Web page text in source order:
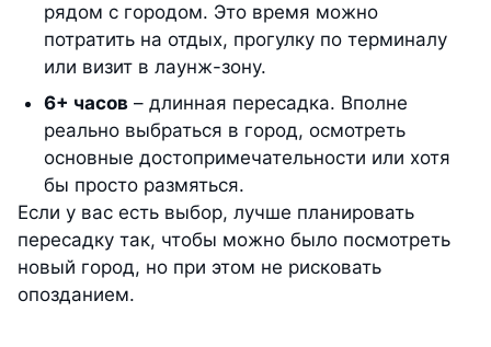
рядом с городом. Это время можно
потратить на отдых, прогулку по терминалу
или визит в лаунж-зону.
6+ часов – длинная пересадка. Вполне
реально выбраться в город, осмотреть
основные достопримечательности или хотя
бы просто размяться.
Если у вас есть выбор, лучше планировать
пересадку так, чтобы можно было посмотреть
новый город, но при этом не рисковать
опозданием.